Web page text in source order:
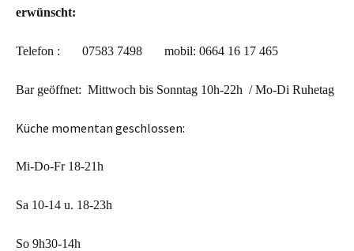
erwünscht:
Telefon : 07583 7498 mobil: 0664 16 17 465
Bar geöffnet: Mittwoch bis Sonntag 10h-22h / Mo-Di Ruhetag
Küche momentan geschlossen:
Mi-Do-Fr 18-21h
Sa 10-14 u. 18-23h
So 9h30-14h